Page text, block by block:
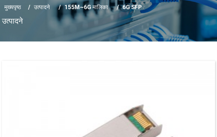
मुख्यपृष्ठ उत्पादने 155M~6G मालिका 6G SFP
उत्पादने